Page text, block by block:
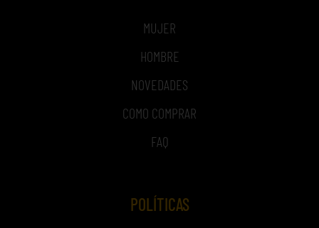
MUJER
HOMBRE
NOVEDADES
COMO COMPRAR
FAQ
POLÍTICAS